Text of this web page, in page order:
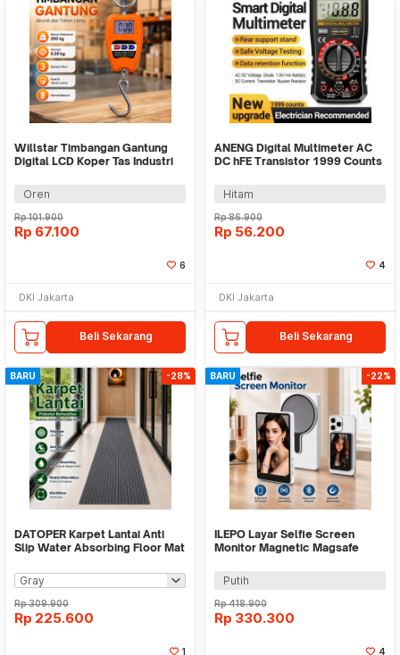
Willstar Timbangan Gantung
Digital LCD Koper Tas Industri
Oren
Rp101.900
Rp 67.100
6
DKI Jakarta
Beli Sekarang
ANENG Digital Multimeter AC
DC hFE Transistor 1999 Counts
Hitam
Rp86.900
Rp 56.200
4
DKI Jakarta
Beli Sekarang
BARU -28%
DATOPER Karpet Lantai Anti
Slip Water Absorbing Floor Mat
Rp309.900
Rp 225.600
1
BARU -22%
ILEPO Layar Selfie Screen
Monitor Magnetic Magsafe
Putih
Rp418.900
Rp 330.300
4